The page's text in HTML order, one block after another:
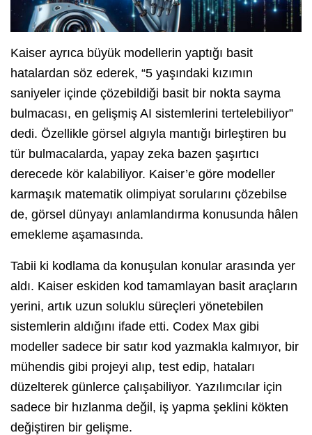
Kaiser ayrıca büyük modellerin yaptığı basit
hatalardan söz ederek, “5 yaşındaki kızımın
saniyeler içinde çözebildiği basit bir nokta sayma
bulmacası, en gelişmiş AI sistemlerini tertelebiliyor”
dedi. Özellikle görsel algıyla mantığı birleştiren bu
tür bulmacalarda, yapay zeka bazen şaşırtıcı
derecede kör kalabiliyor. Kaiser’e göre modeller
karmaşık matematik olimpiyat sorularını çözebilse
de, görsel dünyayı anlamlandırma konusunda hâlen
emekleme aşamasında.
Tabii ki kodlama da konuşulan konular arasında yer
aldı. Kaiser eskiden kod tamamlayan basit araçların
yerini, artık uzun soluklu süreçleri yönetebilen
sistemlerin aldığını ifade etti. Codex Max gibi
modeller sadece bir satır kod yazmakla kalmıyor, bir
mühendis gibi projeyi alıp, test edip, hataları
düzelterek günlerce çalışabiliyor. Yazılımcılar için
sadece bir hızlanma değil, iş yapma şeklini kökten
değiştiren bir gelişme.